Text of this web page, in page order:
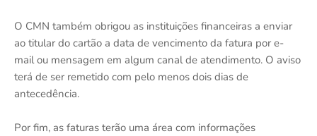
O CMN também obrigou as instituições financeiras a enviar
ao titular do cartão a data de vencimento da fatura por e-
mail ou mensagem em algum canal de atendimento. O aviso
terá de ser remetido com pelo menos dois dias de
antecedência.
Por fim, as faturas terão uma área com informações